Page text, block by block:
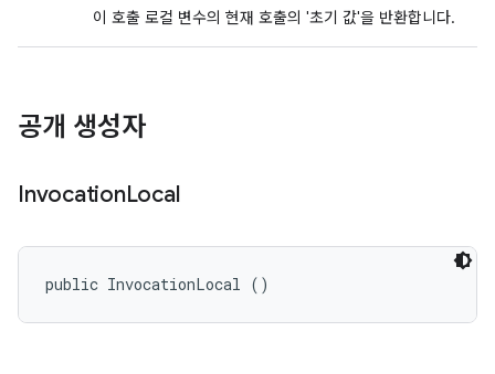
이 호출 로컬 변수의 현재 호출의 '초기 값'을 반환합니다.
공개 생성자
InvocationLocal
public InvocationLocal ()